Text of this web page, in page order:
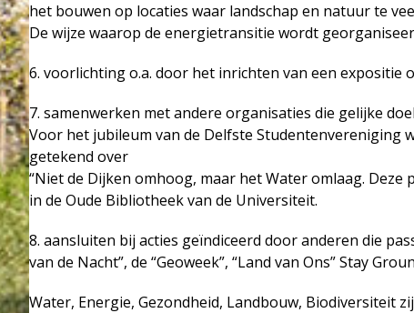
het bouwen op locaties waar landschap en natuur te
De wijze waarop de energietransitie wordt
6. voorlichting o.a. door het inrichten van een expositie
7. samenwerken met andere organisaties die gelijke
Voor het jubileum van de Delfste Studentenvereniging
getekend over
“Niet de Dijken omhoog, maar het Water omlaag.
in de Oude Bibliotheek van de Universiteit.
8. aansluiten bij acties geïndiceerd door anderen die
van de Nacht”, de “Geoweek”, “Land van Ons” Stay
Water, Energie, Gezondheid, Landbouw, Biodiversiteit